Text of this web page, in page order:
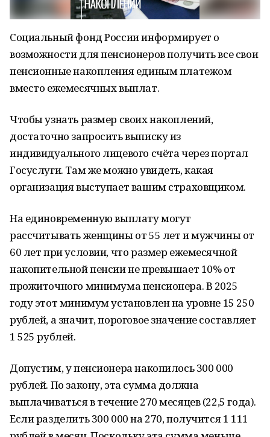
Социальный фонд России информирует о
возможности для пенсионеров получить все свои
пенсионные накопления единым платежом
вместо ежемесячных выплат.
Чтобы узнать размер своих накоплений,
достаточно запросить выписку из
индивидуального лицевого счёта через портал
Госуслуги. Там же можно увидеть, какая
организация выступает вашим страховщиком.
На единовременную выплату могут
рассчитывать женщины от 55 лет и мужчины от
60 лет при условии, что размер ежемесячной
накопительной пенсии не превышает 10% от
прожиточного минимума пенсионера. В 2025
году этот минимум установлен на уровне 15 250
рублей, а значит, пороговое значение составляет
1 525 рублей.
Допустим, у пенсионера накопилось 300 000
рублей. По закону, эта сумма должна
выплачиваться в течение 270 месяцев (22,5 года).
Если разделить 300 000 на 270, получится 1 111